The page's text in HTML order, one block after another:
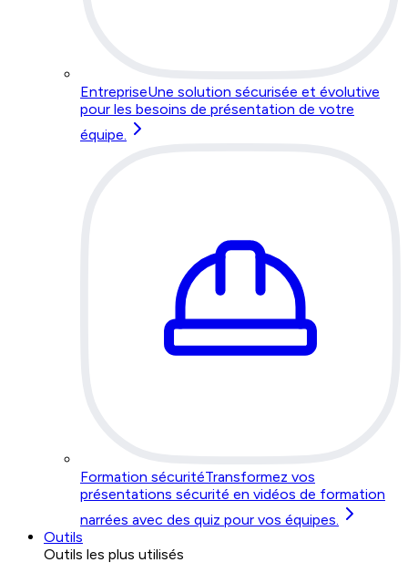
EntrepriseUne solution sécurisée et évolutive
pour les besoins de présentation de votre
équipe.
Formation sécuritéTransformez vos
présentations sécurité en vidéos de formation
narrées avec des quiz pour vos équipes.
Outils
Outils les plus utilisés